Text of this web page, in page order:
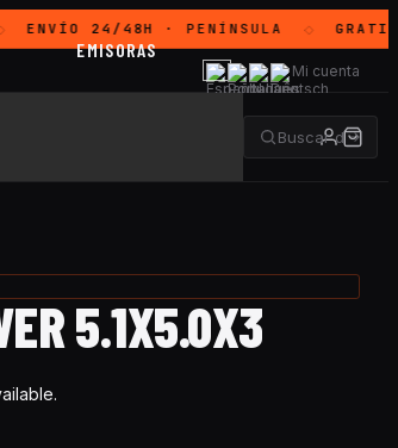
ENVÍO 24/48H· PENÍNSULA GRATIS
Mi cuenta
EMISORAS
5.1X5.0X3